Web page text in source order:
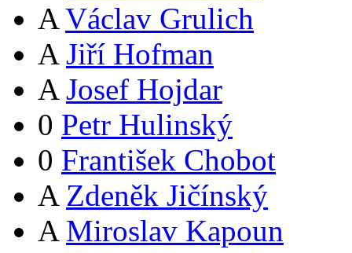
A Václav Grulich
A Jiří Hofman
A Josef Hojdar
0 Petr Hulinský
0 František Chobot
A Zdeněk Jičínský
A Miroslav Kapoun